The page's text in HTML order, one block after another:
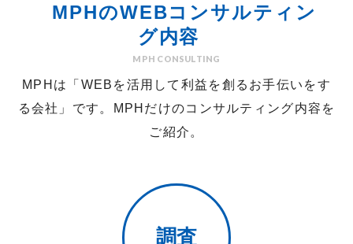
MPHのWEBコンサルティン
グ内容
MPH CONSULTING
MPHは「WEBを活用して利益を創るお手伝いをす
る会社」です。
MPHだけのコンサルティング内容を
ご紹介。
調査